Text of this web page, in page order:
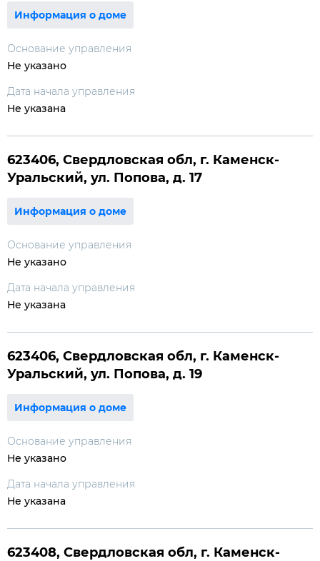
Информация о доме
Основание управления
Не указано
Дата начала управления
Не указана
623406, Свердловская обл, г. Каменск-
Уральский, ул. Попова, д. 17
Информация о доме
Основание управления
Не указано
Дата начала управления
Не указана
623406, Свердловская обл, г. Каменск-
Уральский, ул. Попова, д. 19
Информация о доме
Основание управления
Не указано
Дата начала управления
Не указана
623408, Свердловская обл, г. Каменск-